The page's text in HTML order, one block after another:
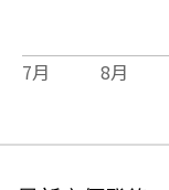
7月 8月